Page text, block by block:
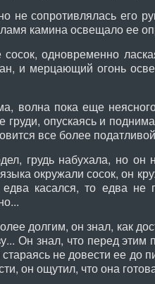
сопротивлялась его
камина освещало ее
одновременно
и мерцающий огонь
волна пока еще
груди, опускаясь и
все более
грудь набухала, но
окружали сосок, он
касался, то едва не
долгим, он знал, как
Он знал, что перед
не довести ее до
он ощутил, что она